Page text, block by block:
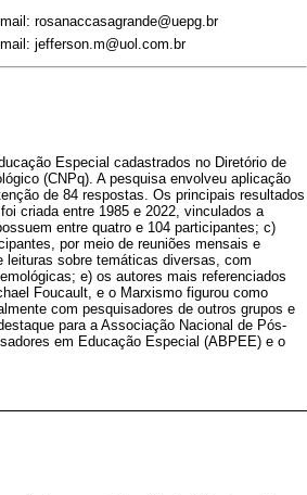
rosanaccasagrande@uepg.br
jefferson.m@uol.com.br
Especial cadastrados no Diretório de
(CNPq). A pesquisa envolveu aplicação
de 84 respostas. Os principais resultados
criada entre 1985 e 2022, vinculados a
entre quatro e 104 participantes; c)
por meio de reuniões mensais e
leituras sobre temáticas diversas, com
e) os autores mais referenciados
Foucault, e o Marxismo figurou como
com pesquisadores de outros grupos e
para a Associação Nacional de Pós-
em Educação Especial (ABPEE) e o